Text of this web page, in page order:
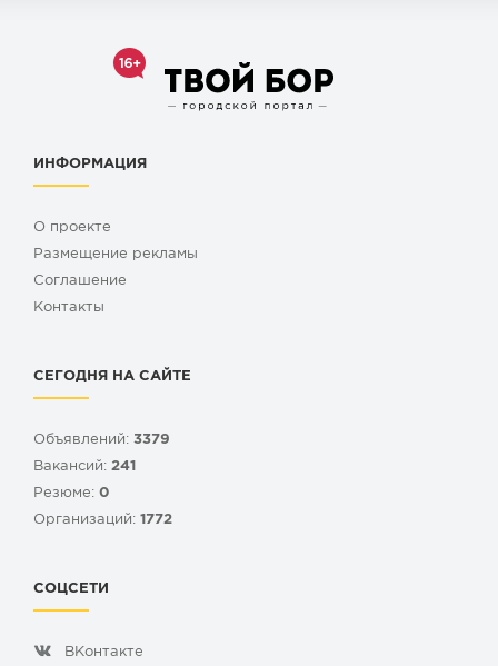
ИНФОРМАЦИЯ
О проекте
Размещение рекламы
Cоглашение
Контакты
СЕГОДНЯ НА САЙТЕ
Объявлений: 3379
Вакансий: 241
Резюме: 0
Организаций: 1772
СОЦСЕТИ
ВКонтакте